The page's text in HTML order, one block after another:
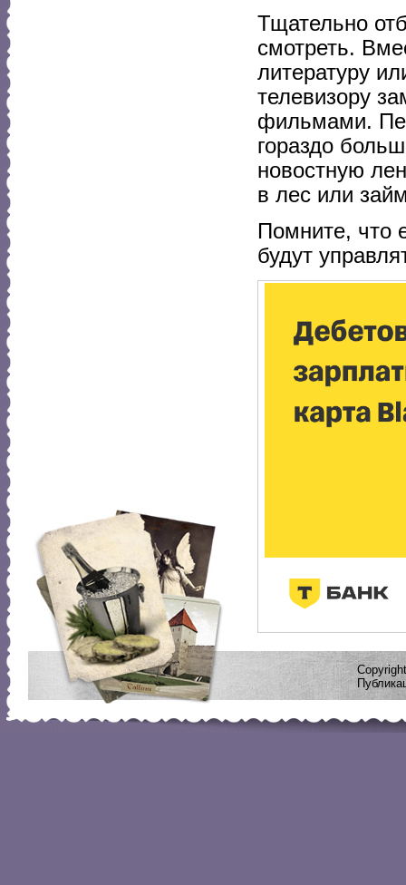
Тщательно
смотреть.
литературу
телевизору
фильмами.
гораздо
новостную
в лес или
Помните, что
будут